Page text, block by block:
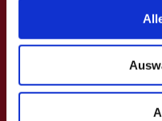
Ihnen und
Lassen Sie Ihr Dach
So vermeiden Sie
Schäden und
und kleine